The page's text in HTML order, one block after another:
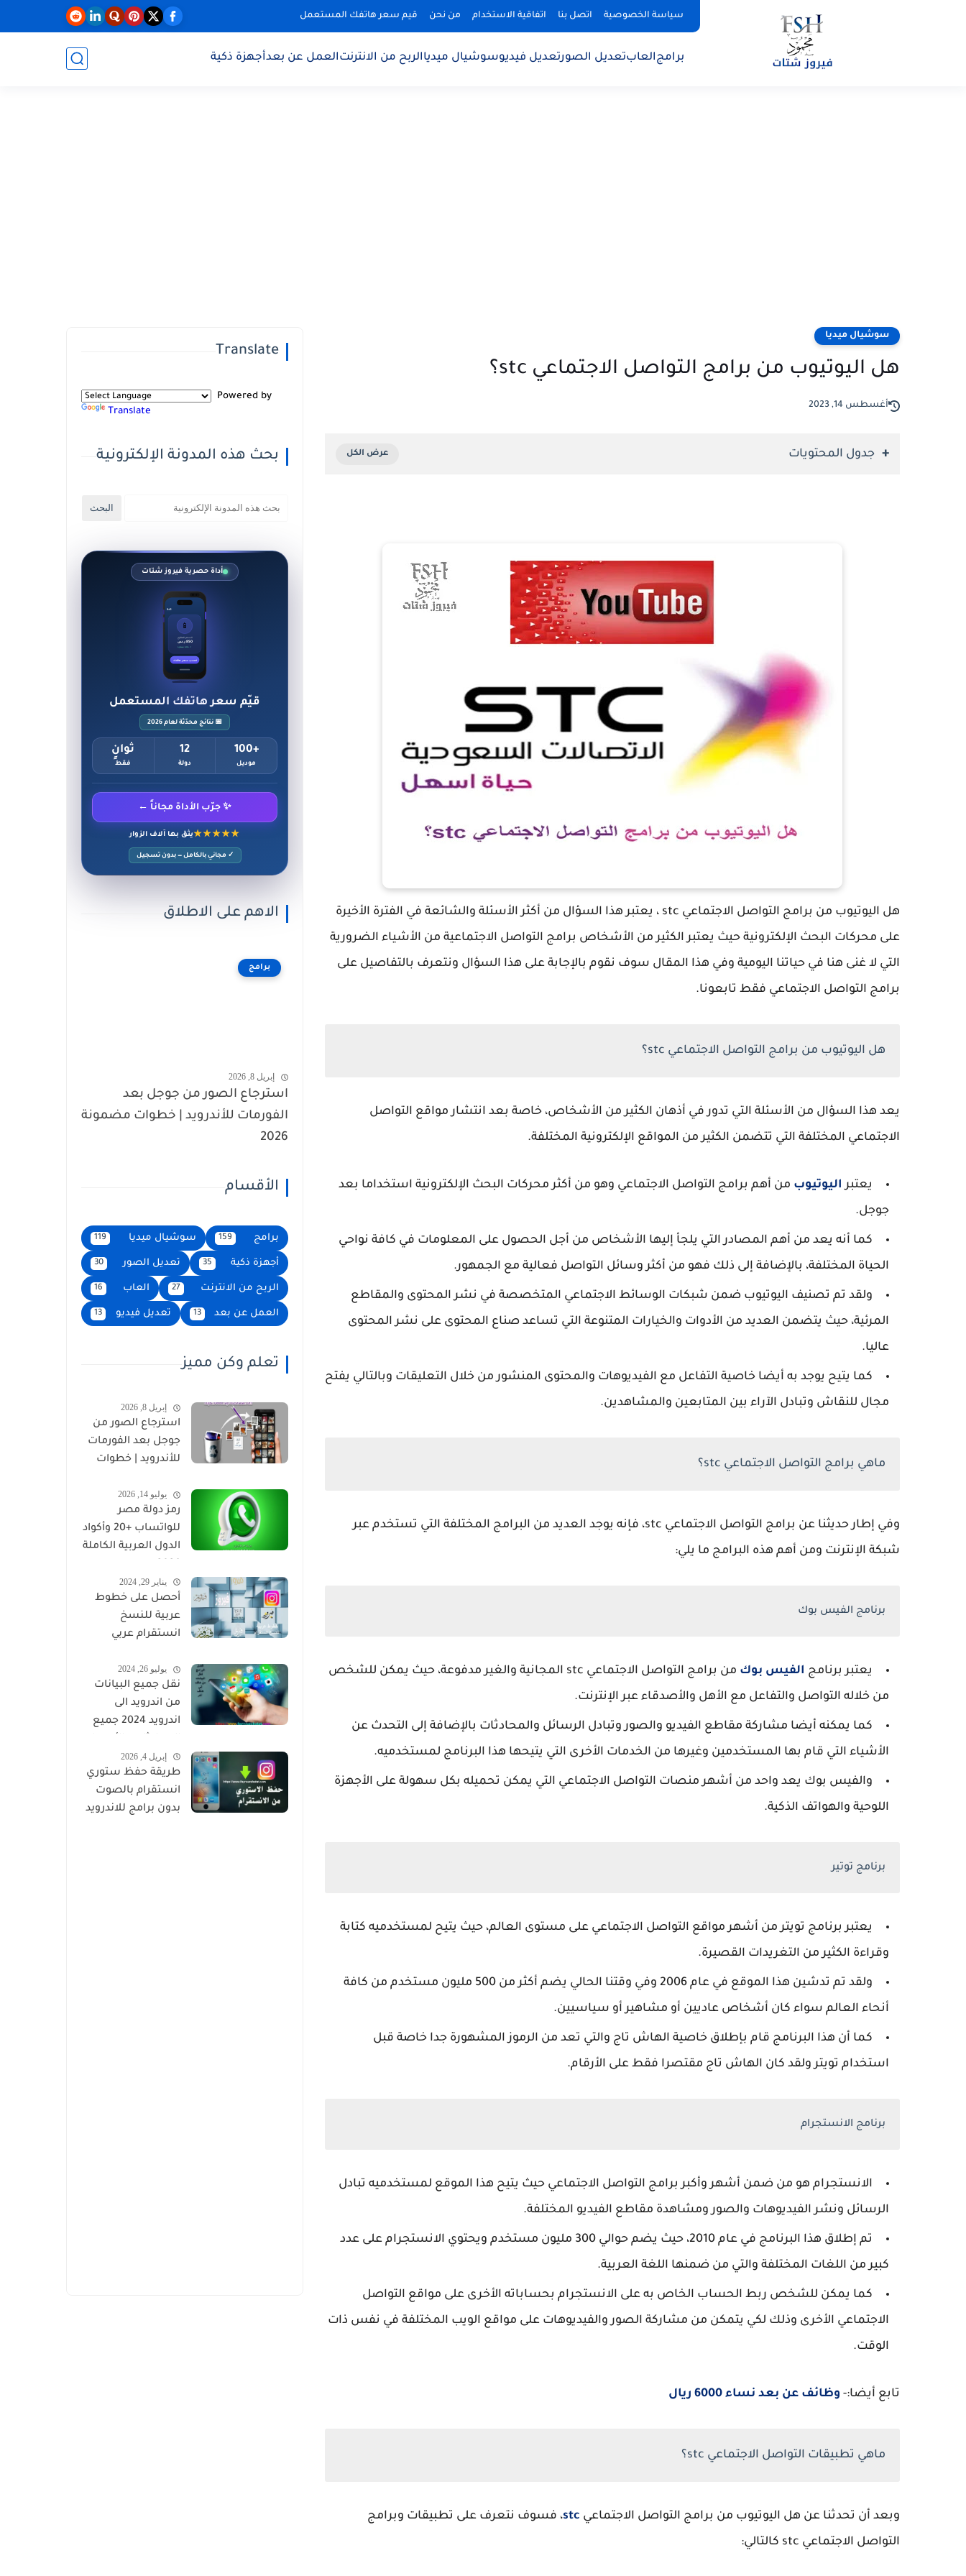
سياسة الخصوصية اتصل بنا اتفاقية الاستخدام من نحن قيم سعر هاتفك المستعمل
برامجالعابتعديل الصورتعديل فيديوسوشيال ميدياالربح من الانترنتالعمل عن بعدأجهزة ذكية
سوشيال ميديا
هل اليوتيوب من برامج التواصل الاجتماعي stc؟
أغسطس 14, 2023
جدول المحتويات
هل اليوتيوب من برامج التواصل الاجتماعي stc ، يعتبر هذا السؤال من أكثر الأسئلة والشائعة في الفترة الأخيرة
على محركات البحث الإلكترونية حيث يعتبر الكثير من الأشخاص برامج التواصل الاجتماعية من الأشياء الضرورية
التي لا غنى هنا في حياتنا اليومية وفي هذا المقال سوف نقوم بالإجابة على هذا السؤال ونتعرف بالتفاصيل على
برامج التواصل الاجتماعي فقط تابعونا.
هل اليوتيوب من برامج التواصل الاجتماعي stc؟
يعد هذا السؤال من الأسئلة التي تدور في أذهان الكثير من الأشخاص، خاصة بعد انتشار مواقع التواصل
الاجتماعي المختلفة التي تتضمن الكثير من المواقع الإلكترونية المختلفة.
يعتبر اليوتيوب من أهم برامج التواصل الاجتماعي وهو من أكثر محركات البحث الإلكترونية استخداما بعد
جوجل.
كما أنه يعد من أهم المصادر التي يلجأ إليها الأشخاص من أجل الحصول على المعلومات في كافة نواحي
الحياة المختلفة، بالإضافة إلى ذلك فهو من أكثر وسائل التواصل فعالية مع الجمهور.
ولقد تم تصنيف اليوتيوب ضمن شبكات الوسائط الاجتماعي المتخصصة في نشر المحتوى والمقاطع
المرئية، حيث يتضمن العديد من الأدوات والخيارات المتنوعة التي تساعد صناع المحتوى على نشر المحتوى
عاليا.
كما يتيح يوجد به أيضا خاصية التفاعل مع الفيديوهات والمحتوى المنشور من خلال التعليقات وبالتالي يفتح
مجال للنقاش وتبادل الآراء بين المتابعين والمشاهدين.
ماهي برامج التواصل الاجتماعي stc؟
وفي إطار حديثنا عن برامج التواصل الاجتماعي stc، فإنه يوجد العديد من البرامج المختلفة التي تستخدم عبر
شبكة الإنترنت ومن أهم هذه البرامج ما يلي:
برنامج الفيس بوك
يعتبر برنامج الفيس بوك
من برامج التواصل الاجتماعي stc المجانية والغير مدفوعة، حيث يمكن للشخص
من خلاله التواصل والتفاعل مع الأهل والأصدقاء عبر الإنترنت.
كما يمكنه أيضا مشاركة مقاطع الفيديو والصور وتبادل الرسائل والمحادثات بالإضافة إلى التحدث عن
الأشياء التي قام بها المستخدمين وغيرها من الخدمات الأخرى التي يتيحها هذا البرنامج لمستخدميه.
والفيس بوك يعد واحد من أشهر منصات التواصل الاجتماعي التي يمكن تحميله بكل سهولة على الأجهزة
اللوحية والهواتف الذكية.
برنامج توتير
يعتبر برنامج تويتر من أشهر مواقع التواصل الاجتماعي على مستوى العالم، حيث يتيح لمستخدميه كتابة
وقراءة الكثير من التغريدات القصيرة.
ولقد تم تدشين هذا الموقع في عام 2006 وفي وقتنا الحالي يضم أكثر من 500 مليون مستخدم من كافة
أنحاء العالم سواء كان أشخاص عاديين أو مشاهير أو سياسيين.
كما أن هذا البرنامج قام بإطلاق خاصية الهاش تاج والتي تعد من الرموز المشهورة جدا خاصة قبل
استخدام تويتر ولقد كان الهاش تاج مقتصرا فقط على الأرقام.
برنامج الانستجرام
الانستجرام هو من ضمن أشهر وأكبر برامج التواصل الاجتماعي حيث يتيح هذا الموقع لمستخدميه تبادل
الرسائل ونشر الفيديوهات والصور ومشاهدة مقاطع الفيديو المختلفة.
تم إطلاق هذا البرنامج في عام 2010، حيث يضم حوالي 300 مليون مستخدم ويحتوي الانستجرام على عدد
كبير من اللغات المختلفة والتي من ضمنها اللغة العربية.
كما يمكن للشخص ربط الحساب الخاص به على الانستجرام بحساباته الأخرى على مواقع التواصل
الاجتماعي الأخرى وذلك لكي يتمكن من مشاركة الصور والفيديوهات على مواقع الويب المختلفة في نفس ذات
الوقت.
تابع أيضا:- وظائف عن بعد نساء 6000 ريال
ماهي تطبيقات التواصل الاجتماعي stc؟
وبعد أن تحدثنا عن هل اليوتيوب من برامج التواصل الاجتماعي stc، فسوف نتعرف على تطبيقات وبرامج
التواصل الاجتماعي stc كالتالي:
Translate
Powered by
Translate
بحث هذه المدونة الإلكترونية
أداة حصرية فيروز شتات
9:41
📱
السعر المقترح
850 ر.س
✓ حالة ممتازة
احسب سعر هاتفك
قيّم سعر هاتفك المستعمل
📅 نتائج محدّثة لعام 2026
+100
موديل
12
دولة
ثوانٍ
فقط
✨ جرّب الأداة مجاناً ←
★★★★★يثق بها آلاف الزوار
✓ مجاني بالكامل — بدون تسجيل
الاهم على الاطلاق
برامج
إبريل 8, 2026
استرجاع الصور من جوجل بعد
الفورمات للأندرويد | خطوات مضمونة
2026
الأقسام
برامج 159 سوشيال ميديا 119
أجهزة ذكية 35 تعديل الصور 30
الربح من الانترنت 27 العاب 16
العمل عن بعد 13 تعديل فيديو 13
تعلم وكن مميز
إبريل 8, 2026
استرجاع الصور من
جوجل بعد الفورمات
للأندرويد | خطوات
يوليو 14, 2026
رمز دولة مصر
للواتساب +20 وأكواد
الدول العربية الكاملة
يناير 29, 2024
أحصل على خطوط
عربية للنسخ
انستقرام عربي
يوليو 26, 2024
نقل جميع البيانات
من اندرويد الى
اندرويد 2024 جميع
والصور
إبريل 4, 2026
طريقة حفظ ستوري
انستقرام بالصوت
بدون برامج للاندرويد